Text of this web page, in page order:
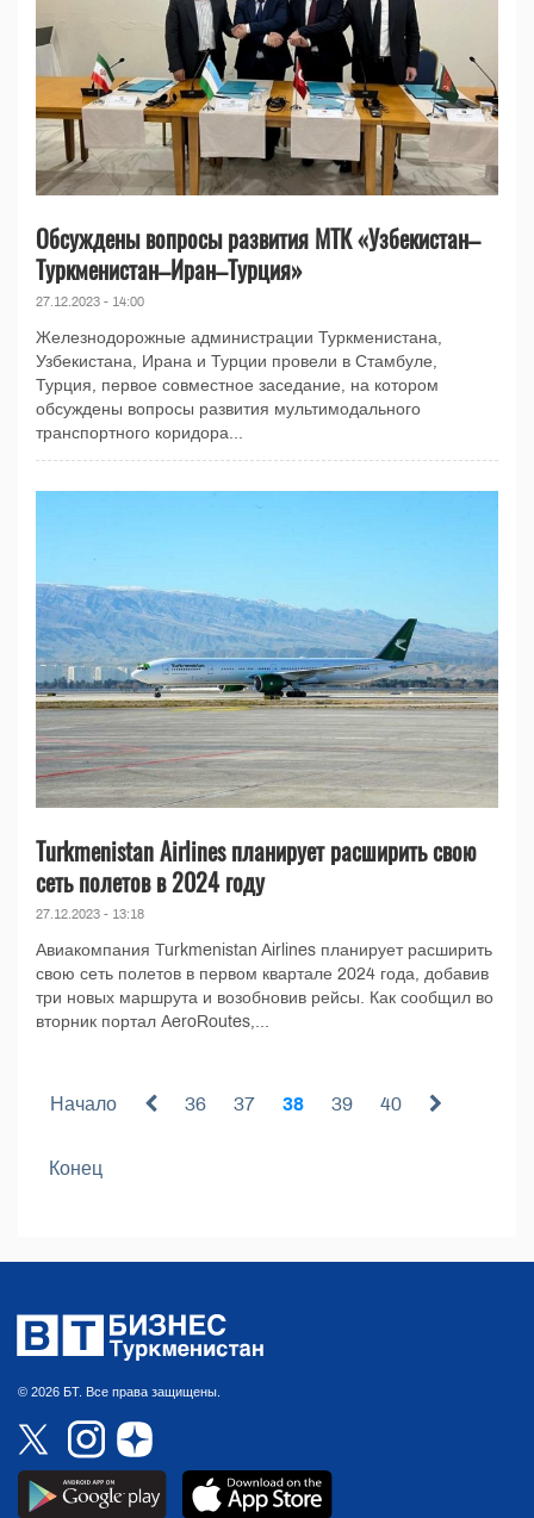
Обсуждены вопросы развития МТК «Узбекистан–
Туркменистан–Иран–Турция»
27.12.2023 - 14:00
Железнодорожные администрации Туркменистана,
Узбекистана, Ирана и Турции провели в Стамбуле,
Турция, первое совместное заседание, на котором
обсуждены вопросы развития мультимодального
транспортного коридора...
Turkmenistan Airlines планирует расширить свою
сеть полетов в 2024 году
27.12.2023 - 13:18
Авиакомпания Turkmenistan Airlines планирует расширить
свою сеть полетов в первом квартале 2024 года, добавив
три новых маршрута и возобновив рейсы. Как сообщил во
вторник портал AeroRoutes,...
Начало 36 37 38 39 40
Конец
© 2026 БТ. Все права защищены.